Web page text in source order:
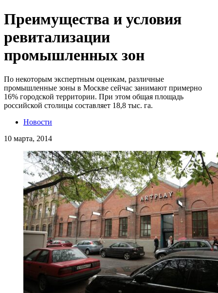
Преимущества и условия
ревитализации
промышленных зон
По некоторым экспертным оценкам, различные
промышленные зоны в Москве сейчас занимают примерно
16% городской территории. При этом общая площадь
российской столицы составляет 18,8 тыс. га.
Новости
10 марта, 2014